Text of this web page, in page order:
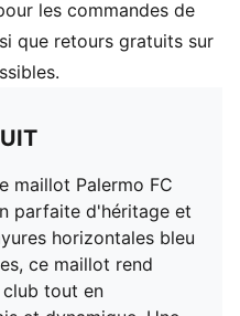
l'histoire du Palermo
vous aident à rester au
RE:FIBRE, ce
95 % de matières
textiles et d'autres
les commandes de
que retours gratuits sur
maillot Palermo FC
parfaite d'héritage et
horizontales bleu
ce maillot rend
tout en